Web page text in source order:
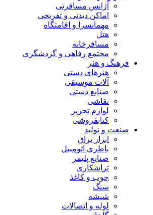
آژانس مسافرتی
اماکن دیدنی و تفریحی
مهمانسرا و اقامتگاه
هتل
مسافرخانه
مجتمع رفاهی و گردشگری
فرهنگ و هنر
هنرهای دستی
آلات موسیقی
صنایع دستی
نقاشی
لوازم تحریر
کتابفروشی
صنعت و تولید
ابزار یراق
باطری اتومبیل
صنایع پلیمر
تراشکاری
چوب و کاغذ
سنگ
شیشه
لوله و اتصالات